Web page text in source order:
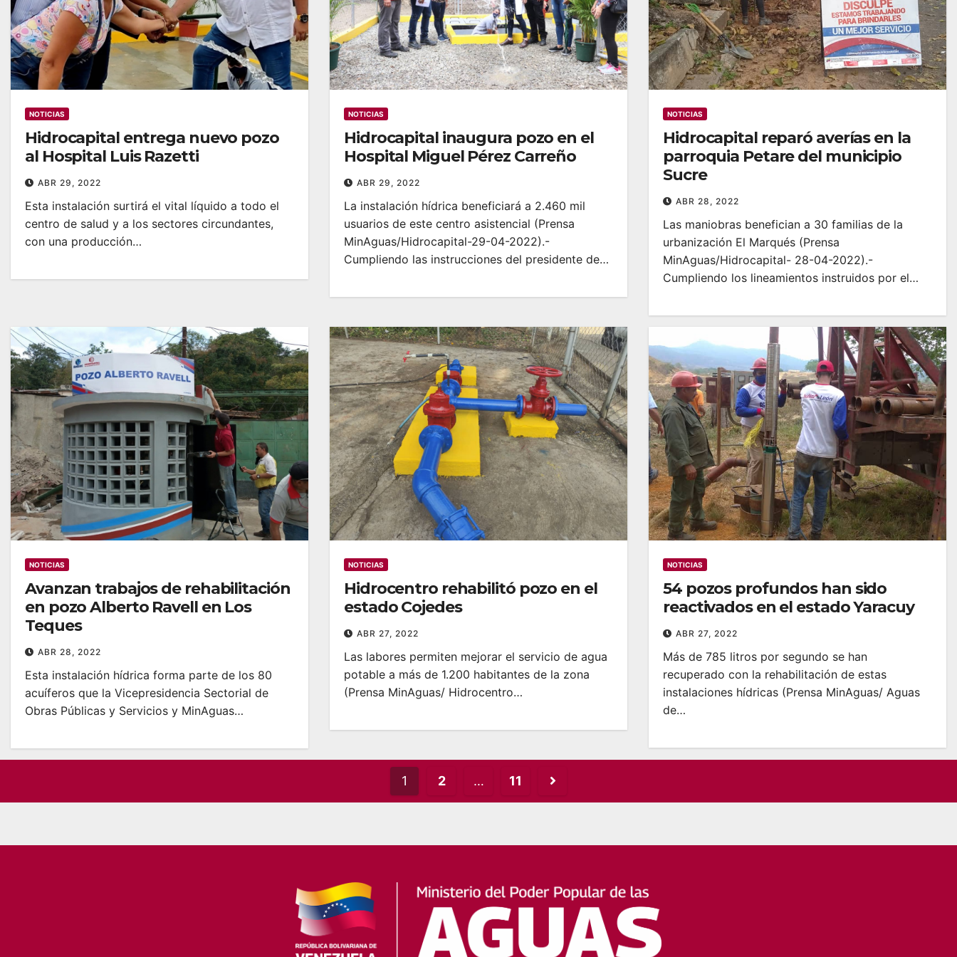
NOTICIAS
Hidrocapital entrega nuevo pozo
al Hospital Luis Razetti
ABR 29, 2022
Esta instalación surtirá el vital líquido a todo el
centro de salud y a los sectores circundantes,
con una producción…
NOTICIAS
Hidrocapital inaugura pozo en el
Hospital Miguel Pérez Carreño
ABR 29, 2022
La instalación hídrica beneficiará a 2.460 mil
usuarios de este centro asistencial (Prensa
MinAguas/Hidrocapital-29-04-2022).-
Cumpliendo las instrucciones del presidente de…
NOTICIAS
Hidrocapital reparó averías en la
parroquia Petare del municipio
Sucre
ABR 28, 2022
Las maniobras benefician a 30 familias de la
urbanización El Marqués (Prensa
MinAguas/Hidrocapital- 28-04-2022).-
Cumpliendo los lineamientos instruidos por el…
NOTICIAS
Avanzan trabajos de rehabilitación
en pozo Alberto Ravell en Los
Teques
ABR 28, 2022
Esta instalación hídrica forma parte de los 80
acuíferos que la Vicepresidencia Sectorial de
Obras Públicas y Servicios y MinAguas…
NOTICIAS
Hidrocentro rehabilitó pozo en el
estado Cojedes
ABR 27, 2022
Las labores permiten mejorar el servicio de agua
potable a más de 1.200 habitantes de la zona
(Prensa MinAguas/ Hidrocentro…
NOTICIAS
54 pozos profundos han sido
reactivados en el estado Yaracuy
ABR 27, 2022
Más de 785 litros por segundo se han
recuperado con la rehabilitación de estas
instalaciones hídricas (Prensa MinAguas/ Aguas
de…
Posts
pagination
1 2 … 11